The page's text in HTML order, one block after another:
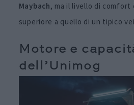
Maybach, ma il livello di
superiore a quello di un tipico
Motore e
dell’Unimog